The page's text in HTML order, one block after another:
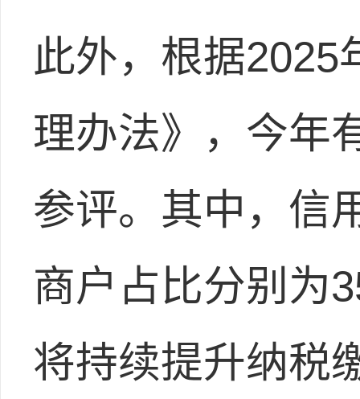
此外，根据2025
理办法》，今年
参评。其中，信
商户占比分别为
将持续提升纳税